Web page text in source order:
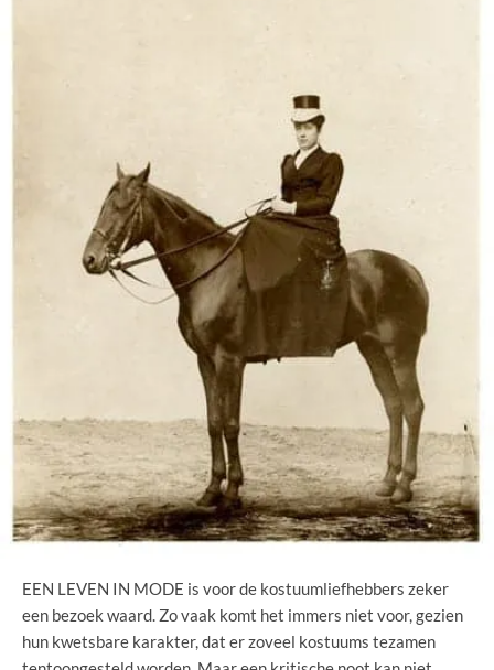
EEN LEVEN IN MODE is voor de kostuumliefhebbers zeker
een bezoek waard. Zo vaak komt het immers niet voor, gezien
hun kwetsbare karakter, dat er zoveel kostuums tezamen